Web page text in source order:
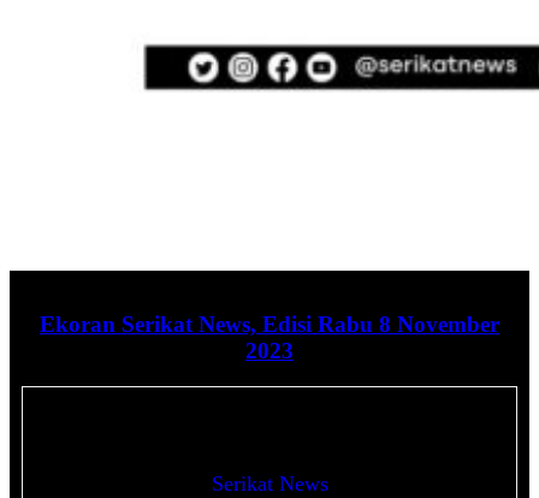
Ekoran Serikat News, Edisi Rabu 8 November
2023
Serikat News